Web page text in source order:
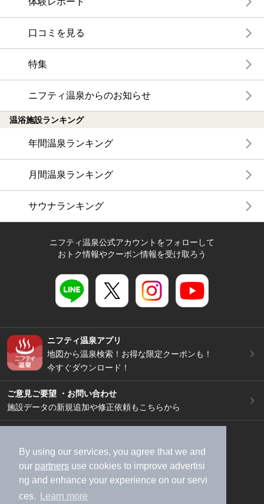
By using our services, you agree that we and
our partners use cookies to improve advertisi
ng and enhance your experience on our servi
ces.
Learn more
口コミを見る
特集
ニフティ温泉からのお知らせ
温浴施設ランキング
年間温泉ランキング
月間温泉ランキング
サウナランキング
ニフティ温泉公式アカウントをフォローして
おトク情報やクーポン情報を受け取ろう
ニフティ温泉アプリ
地図から温泉検索！お得な限定クーポンも！
今すぐダウンロード！
ご意見ご要望 ・お問い合わせ
施設データの新規追加や修正依頼もこちらから
加盟店募集（資料請求）
広告出稿のご案内
利用規約
ライフスタイルMEMBERS+規約
特定商取引法に基づく表記
ヘルプ
採用情報
運営会社